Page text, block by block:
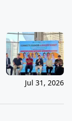
Jul 31, 2026